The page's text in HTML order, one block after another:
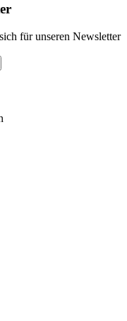
für unseren Newsletter